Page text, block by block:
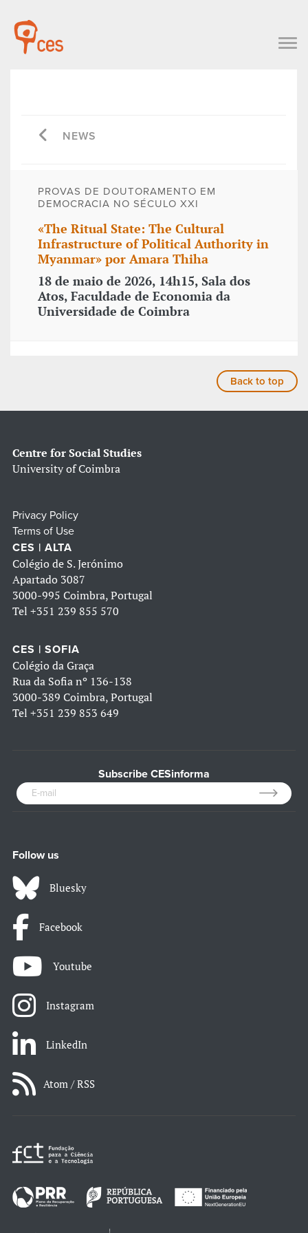
NEWS
PROVAS DE DOUTORAMENTO EM
DEMOCRACIA NO SÉCULO XXI
«The Ritual State: The Cultural
Infrastructure of Political Authority in
Myanmar» por Amara Thiha
18 de maio de 2026, 14h15, Sala dos
Atos, Faculdade de Economia da
Universidade de Coimbra
Back to top
Centre for Social Studies
University of Coimbra
Privacy Policy
Terms of Use
CES | ALTA
Colégio de S. Jerónimo
Apartado 3087
3000-995 Coimbra, Portugal
Tel +351 239 855 570
CES | SOFIA
Colégio da Graça
Rua da Sofia nº 136-138
3000-389 Coimbra, Portugal
Tel +351 239 853 649
Subscribe CESinforma
Follow us
Bluesky
Facebook
Youtube
Instagram
LinkedIn
Atom / RSS